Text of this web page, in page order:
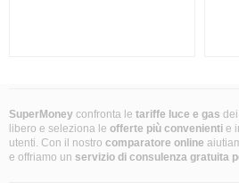
SuperMoney confronta le tariffe luce e gas
libero e seleziona le offerte più convenienti e
utenti. Con il nostro comparatore online
e offriamo un servizio di consulenza gratuita